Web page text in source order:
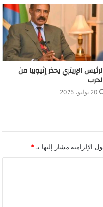
غير معروف بعد.
كارديشيان
الإريتري يحذر إثيوبيا من
20 يوليو، 2025
الإلزامية مشار إليها بـ *